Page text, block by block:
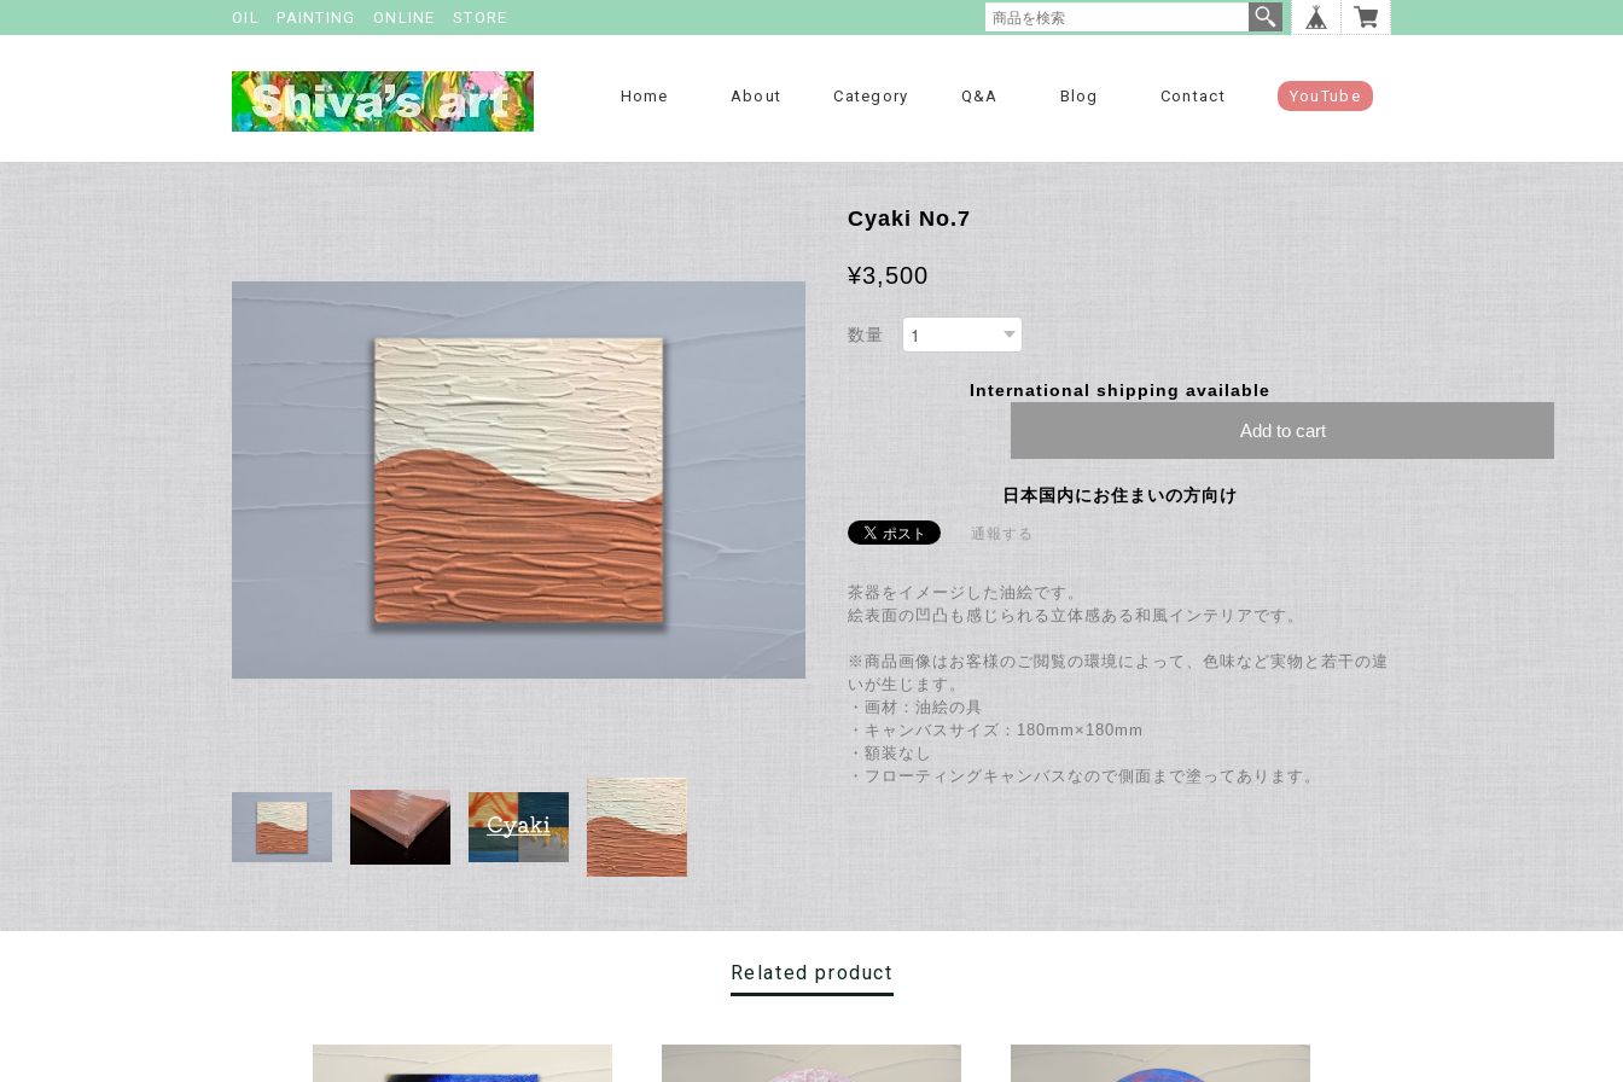
OIL PAINTING ONLINE STORE
Home About Category Q&A Blog Contact YouTube
Cyaki No.7
¥3,500
数量
International shipping available
Add to cart
日本国内にお住まいの方向け
通報する
茶器をイメージした油絵です。
絵表面の凹凸も感じられる立体感ある和風インテリアです。
※商品画像はお客様のご閲覧の環境によって、色味など実物と若干の違
いが生じます。
・画材：油絵の具
・キャンバスサイズ：180mm×180mm
・額装なし
・フローティングキャンバスなので側面まで塗ってあります。
Related product